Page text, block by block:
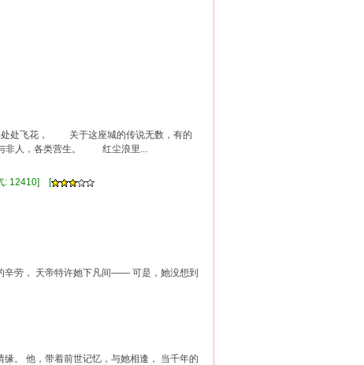
处飞花， 关于这座城的传说无数，有的
非人，各类营生。 红尘浪里...
: 12410] [
辛劳， 天帝特许她下凡间—— 可是，她没想到
。 他，带着前世记忆，与她相逢， 当千年的